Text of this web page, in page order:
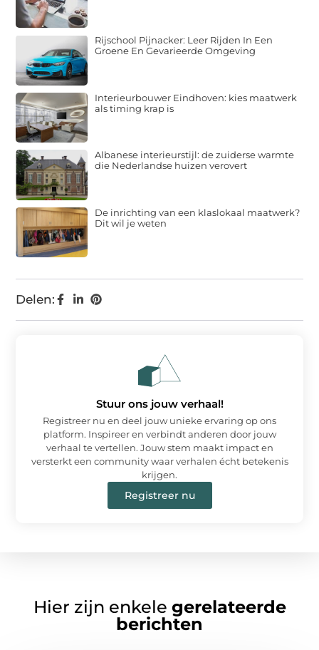
Delen:
Rijschool Pijnacker: Leer Rijden In Een
Groene En Gevarieerde Omgeving
Interieurbouwer Eindhoven: kies maatwerk
als timing krap is
Albanese interieurstijl: de zuiderse warmte
die Nederlandse huizen verovert
De inrichting van een klaslokaal maatwerk?
Dit wil je weten
Stuur ons jouw verhaal!
Registreer nu en deel jouw unieke ervaring op ons
platform. Inspireer en verbindt anderen door jouw
verhaal te vertellen. Jouw stem maakt impact en
versterkt een community waar verhalen écht betekenis
krijgen.
Registreer nu
Hier zijn enkele gerelateerde
berichten